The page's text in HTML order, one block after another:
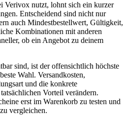
Verivox nutzt, lohnt sich ein kurzer
Entscheidend sind nicht nur
auch Mindestbestellwert, Gültigkeit,
Kombinationen mit anderen
ob ein Angebot zu deinem
sind, ist der offensichtlich höchste
Wahl. Versandkosten,
und die konkrete
Vorteil verändern.
erst im Warenkorb zu testen und
vergleichen.